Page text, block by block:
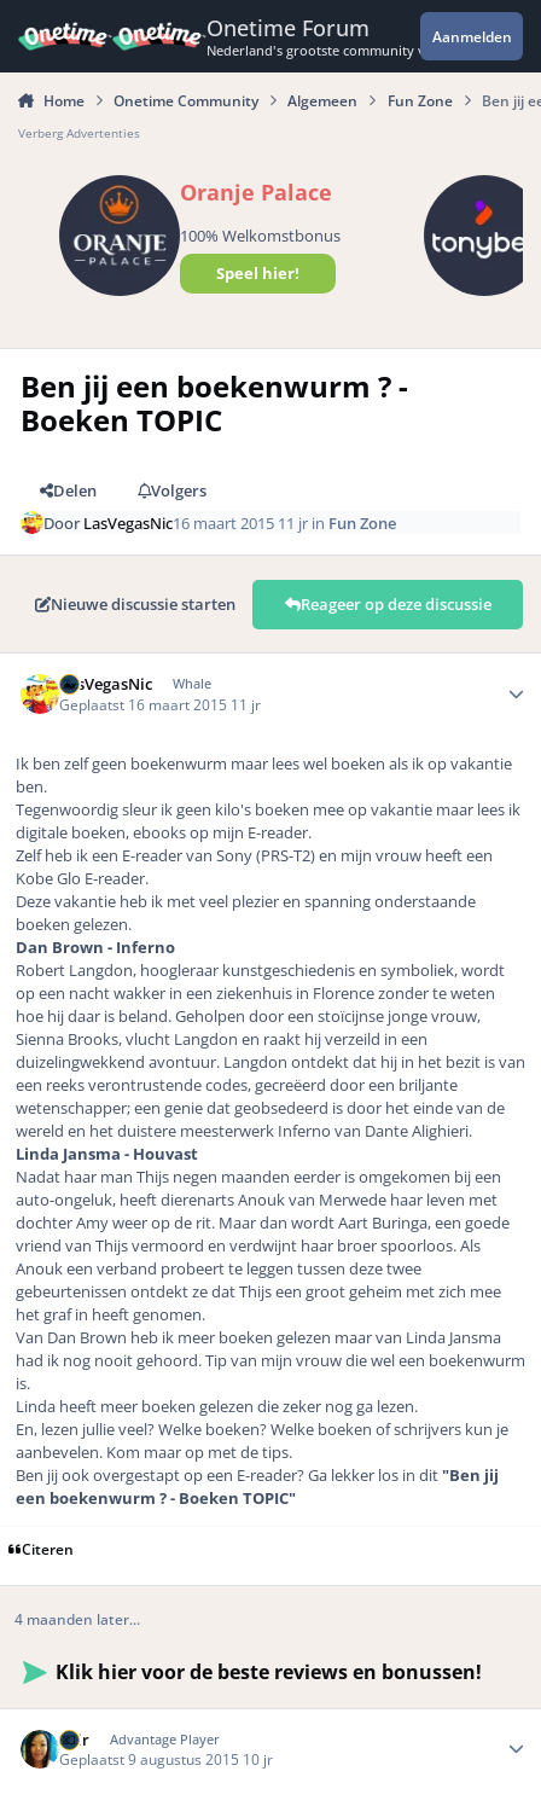
Onetime Forum
Nederland's grootste community voor de
Aanmelden
Home Onetime Community Algemeen Fun Zone Ben jij
Verberg Advertenties
Oranje Palace
100% Welkomstbonus
Speel hier!
Ben jij een boekenwurm ? -
Boeken TOPIC
Delen
Volgers
DoorLasVegasNic16 maart 2015 11 jr in Fun Zone
Nieuwe discussie starten Reageer op deze discussie
LasVegasNic Whale
Geplaatst 16 maart 2015 11 jr
Ik ben zelf geen boekenwurm maar lees wel boeken als ik op vakantie
ben.
Tegenwoordig sleur ik geen kilo's boeken mee op vakantie maar lees ik
digitale boeken, ebooks op mijn E-reader.
Zelf heb ik een E-reader van Sony (PRS-T2) en mijn vrouw heeft een
Kobe Glo E-reader.
Deze vakantie heb ik met veel plezier en spanning onderstaande
boeken gelezen.
Dan Brown - Inferno
Robert Langdon, hoogleraar kunstgeschiedenis en symboliek, wordt
op een nacht wakker in een ziekenhuis in Florence zonder te weten
hoe hij daar is beland. Geholpen door een stoïcijnse jonge vrouw,
Sienna Brooks, vlucht Langdon en raakt hij verzeild in een
duizelingwekkend avontuur. Langdon ontdekt dat hij in het bezit is van
een reeks verontrustende codes, gecreëerd door een briljante
wetenschapper; een genie dat geobsedeerd is door het einde van de
wereld en het duistere meesterwerk Inferno van Dante Alighieri.
Linda Jansma - Houvast
Nadat haar man Thijs negen maanden eerder is omgekomen bij een
auto-ongeluk, heeft dierenarts Anouk van Merwede haar leven met
dochter Amy weer op de rit. Maar dan wordt Aart Buringa, een goede
vriend van Thijs vermoord en verdwijnt haar broer spoorloos. Als
Anouk een verband probeert te leggen tussen deze twee
gebeurtenissen ontdekt ze dat Thijs een groot geheim met zich mee
het graf in heeft genomen.
Van Dan Brown heb ik meer boeken gelezen maar van Linda Jansma
had ik nog nooit gehoord. Tip van mijn vrouw die wel een boekenwurm
is.
Linda heeft meer boeken gelezen die zeker nog ga lezen.
En, lezen jullie veel? Welke boeken? Welke boeken of schrijvers kun je
aanbevelen. Kom maar op met de tips.
Ben jij ook overgestapt op een E-reader? Ga lekker los in dit "Ben jij
een boekenwurm ? - Boeken TOPIC"
Citeren
4 maanden later...
Klik hier voor de beste reviews en bonussen!
Shir Advantage Player
Geplaatst9 augustus 2015 10 jr